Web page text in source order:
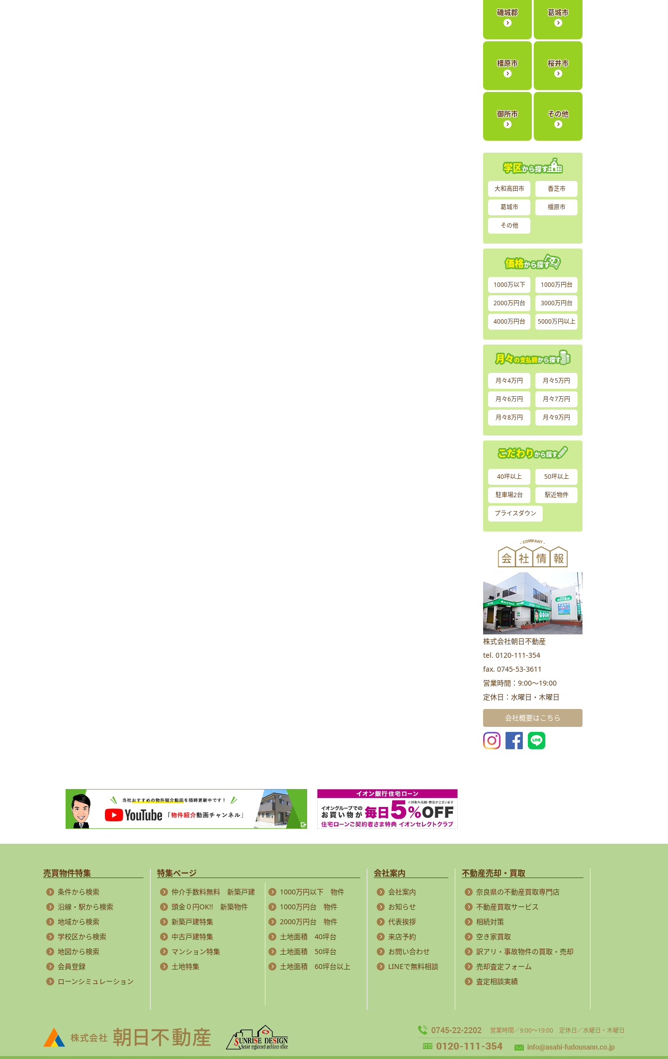
磯城郡 葛城市
橿原市 桜井市
御所市 その他
大和高田市 香芝市
葛城市 橿原市
その他
1000万以下 1000万円台
2000万円台 3000万円台
4000万円台 5000万円以上
月々4万円 月々5万円
月々6万円 月々7万円
月々8万円 月々9万円
40坪以上 50坪以上
駐車場2台 駅近物件
プライスダウン
株式会社朝日不動産
tel. 0120-111-354
fax. 0745-53-3611
営業時間：9:00～19:00
定休日：水曜日・木曜日
会社概要はこちら
売買物件特集
条件から検索
沿線・駅から検索
地域から検索
学校区から検索
地図から検索
会員登録
ローンシミュレーション
特集ページ
仲介手数料無料 新築戸建
頭金０円OK!! 新築物件
新築戸建特集
中古戸建特集
マンション特集
土地特集
1000万円以下 物件
1000万円台 物件
2000万円台 物件
土地面積 40坪台
土地面積 50坪台
土地面積 60坪台以上
会社案内
会社案内
お知らせ
代表挨拶
来店予約
お問い合わせ
LINEで無料相談
不動産売却・買取
奈良県の不動産買取専門店
不動産買取サービス
相続対策
空き家買取
訳アリ・事故物件の買取・売却
売却査定フォーム
査定相談実績
営業時間／9:00～19:00 定休日／水曜日・木曜日